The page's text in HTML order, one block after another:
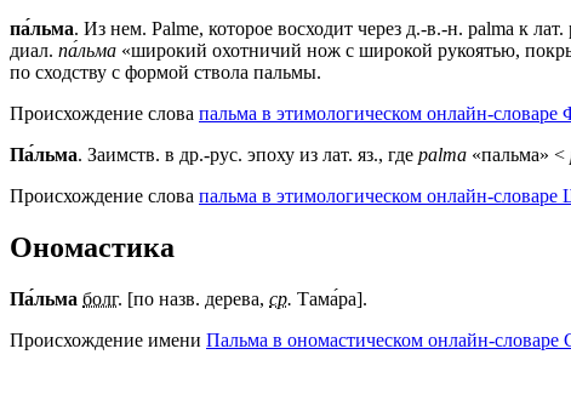
па́льма. Из нем. Раlmе, которое восходит через д.-в.-н. раlmа к
диал. па́льма «широкий охотничий нож с широкой рукоятью,
по сходству с формой ствола пальмы.
Происхождение слова пальма в этимологическом онлайн-словаре
Па́льма. Заимств. в др.-рус. эпоху из лат. яз., где palma «пальма» <
Происхождение слова пальма в этимологическом онлайн-
Ономастика
Па́льма болг. [по назв. дерева, ср. Тама́ра].
Происхождение имени Пальма в ономастическом онлайн-словаре